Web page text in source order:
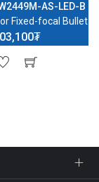
AS-LED-B
Fixed-focal Bullet